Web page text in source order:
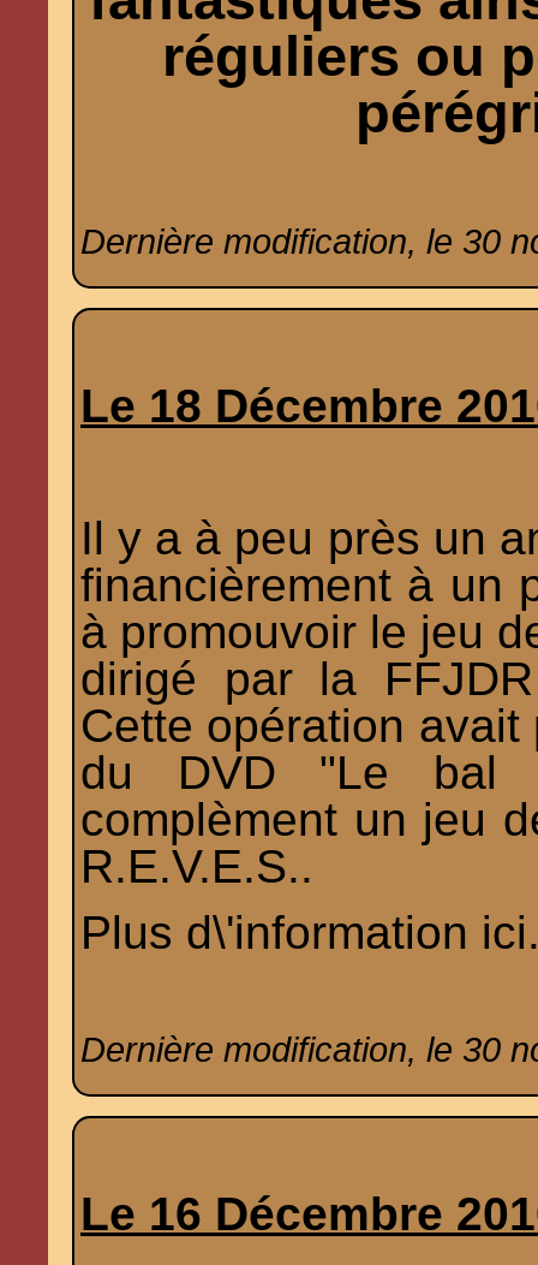
réguliers ou
Dernière modification, le 30
Le 18 Décembre
Il y a à peu près un
financièrement à un
à promouvoir le jeu
dirigé par la
Cette opération
du DVD "Le bal
complèment un jeu
R.E.V.E.S..
Plus d\'information ici
Dernière modification, le 30
Le 16 Décembre